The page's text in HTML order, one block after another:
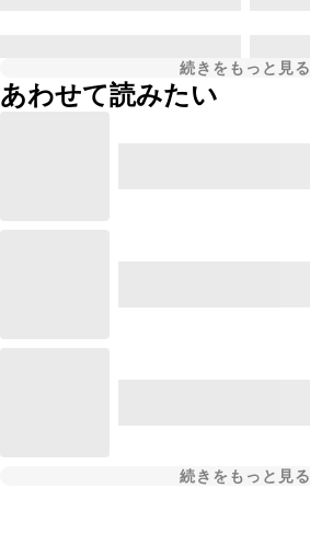
続きをもっと見る
あわせて読みたい
続きをもっと見る